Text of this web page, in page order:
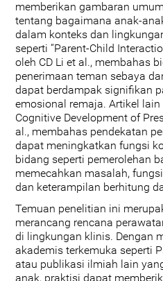
memberikan gambaran
tentang bagaimana anak-
dalam konteks dan
seperti “Parent-Child
oleh CD Li et al., membahas
penerimaan teman sebaya
dapat berdampak signifikan
emosional remaja. Artikel lain
Cognitive Development of
al., membahas pendekatan
dapat meningkatkan fungsi
bidang seperti pemerolehan
memecahkan masalah,
dan keterampilan berhitung
Temuan penelitian ini
merancang rencana
di lingkungan klinis. Dengan
akademis terkemuka seperti
atau publikasi ilmiah lain
anak, praktisi dapat